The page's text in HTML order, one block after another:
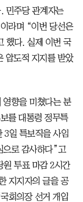
민주당 관계자는
라며 “이번 당선은
했다. 실제 이번 국
압도적 지지를 받았
영향을 미쳤다는 분
를 대통령 정무특
3일 특보직을 사임
으로 감사하다”고
원 투표 마감 2시간
지지자의 글을 공
회의장 선거 개입